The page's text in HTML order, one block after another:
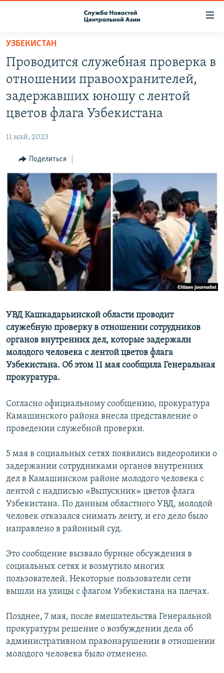
Вернуться
основному
содержанию
главной
Вернутся
поиску
ПОДПИСКА
RFE/RL ДИРЕКТ
МИГРАНТ МЕДИА
УЗБЕКИСТАН
Проводится служебная проверка в
отношении правоохранителей,
задержавших юношу с лентой
цветов флага Узбекистана
11 май, 2023
Поделиться
УВД Кашкадарьинской области проводит
служебную проверку в отношении сотрудников
органов внутренних дел, которые задержали
молодого человека с лентой цветов флага
Узбекистана. Об этом 11 мая сообщила Генеральная
прокуратура.
Согласно официальному сообщению, прокуратура
Камашинского района внесла представление о
проведении служебной проверки.
5 мая в социальных сетях появились видеоролики о
задержании сотрудниками органов внутренних
дел в Камашинском районе молодого человека с
лентой с надписью «Выпускник» цветов флага
Узбекистана. По данным областного УВД, молодой
человек отказался снимать ленту, и его дело было
направлено в районный суд.
Это сообщение вызвало бурные обсуждения в
социальных сетях и возмутило многих
пользователей. Некоторые пользователи сети
вышли на улицы с флагом Узбекистана на плечах.
Позднее, 7 мая, после вмешательства Генеральной
прокуратуры решение о возбуждении дела об
административном правонарушении в отношении
молодого человека было отменено.